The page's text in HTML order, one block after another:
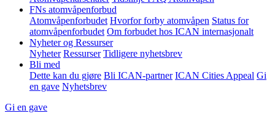
FNs atomvåpenforbud
Atomvåpenforbudet Hvorfor forby atomvåpen Status for
atomvåpenforbudet Om forbudet hos ICAN internasjonalt
Nyheter og Ressurser
Nyheter Ressurser Tidligere nyhetsbrev
Bli med
Dette kan du gjøre Bli ICAN-partner ICAN Cities Appeal Gi
en gave Nyhetsbrev
Gi en gave